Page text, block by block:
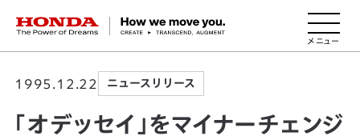
HONDA The Power of Dreams
1995.12.22 ニュースリリース
｢オデッセイ｣をマイナーチェンジ